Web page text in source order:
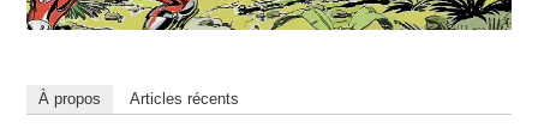
À propos Articles récents